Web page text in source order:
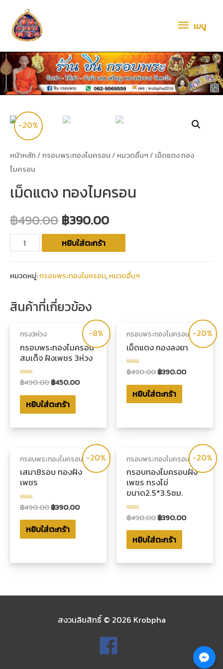
เมนู
-20%
หน้าหลัก /กรอบพระทองไมครอน / หมวดอื่นๆ / เม็ดแตง ทอง
ไมครอน
เม็ดแตง ทองไมครอน
฿490.00 ฿390.00
หยิบใส่ตะกร้า
หมวดหมู่:กรอบพระทองไมครอน,หมวดอื่นๆ
สินค้าที่เกี่ยวข้อง
-8%
ทรง3ห่วง
กรอบพระทองไมครอน
สมเด็จ ฝังเพชร 3ห่วง
ให้
0
ตั้งแต่
5
฿490.00฿450.00
หยิบใส่ตะกร้า
-20%
กรอบพระทองไมครอน
เม็ดแตง ทองลงยา
ให้
0
ตั้งแต่
5
฿490.00฿390.00
หยิบใส่ตะกร้า
-20%
กรอบพระทองไมครอน
เสมา8รอบ ทองฝัง
เพชร
ให้
0
ตั้งแต่
5
฿490.00฿390.00
หยิบใส่ตะกร้า
-20%
กรอบพระทองไมครอน
กรอบทองไมครอนฝัง
เพชร ทรงไข่
ขนาด2.5*3.5ซม.
ให้
0
ตั้งแต่
5
฿490.00฿390.00
หยิบใส่ตะกร้า
สงวนลิขสิทธิ์ © 2026 Krobpha